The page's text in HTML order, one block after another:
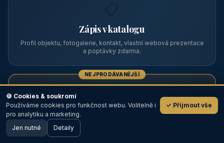
Zápis v katalogu
Profil objektu, fotogalerie, kontakt, vlastní webová prezentace
a poptávky zdarma.
NEJPRODÁVANĚJŠÍ
Prémiový partner
TOP pozice na titulce, přednost ve výpisech, zlatý odznak a
💬
🖥️ Desktop verze
🍪 Cookies & soukromí
Používáme cookies pro funkčnost webu. Volitelně i
pro analytiku a marketing.
✓ Přijmout vše
Jen nutné Detaily